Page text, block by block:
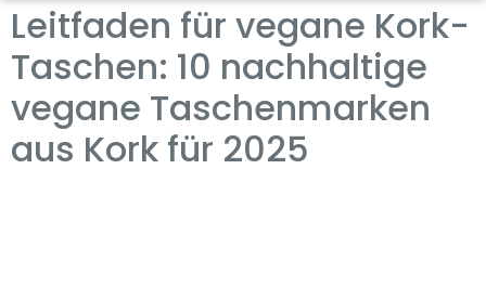
Leitfaden für vegane Kork-
Taschen: 10 nachhaltige
vegane Taschenmarken
aus Kork für 2025